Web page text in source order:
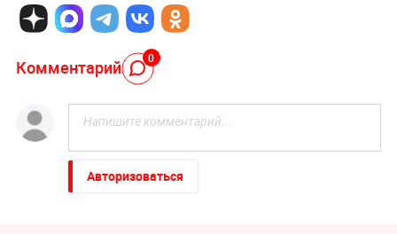
Комментарий 0
Авторизоваться